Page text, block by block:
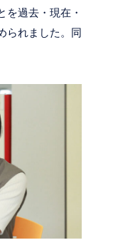
を過去・現在・
られました。同